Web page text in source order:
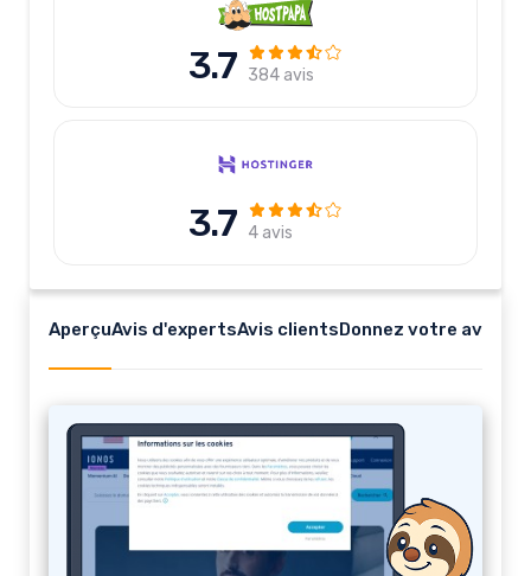
3.7 384 avis
3.7 4 avis
AperçuAvis d'expertsAvis clientsDonnez votre avis
IONOS
L’hébergeur
, anciennement connu
sous le nom de 1&1, est un fournisseur de